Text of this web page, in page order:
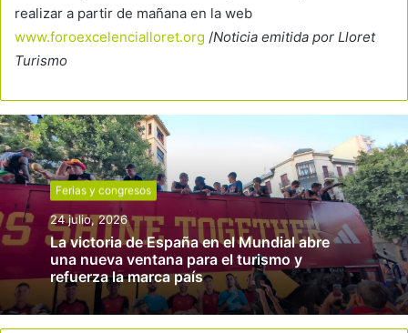
realizar a partir de mañana en la web
www.foroexcelencialloret.org /Noticia emitida por Lloret
Turismo
Ferias y congresos
24 julio, 2026
La victoria de España en el Mundial abre
una nueva ventana para el turismo y
refuerza la marca país